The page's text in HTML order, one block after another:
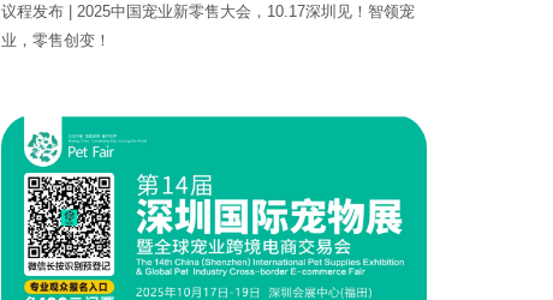
议程发布 | 2025中国宠业新零售大会，10.17深圳见！智领宠
业，零售创变！